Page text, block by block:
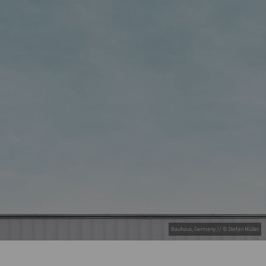
Bauhaus, Germany // © Stefan Müller